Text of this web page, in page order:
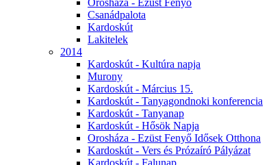
Orosháza - Ezüst Fenyő
Csanádpalota
Kardoskút
Lakitelek
2014
Kardoskút - Kultúra napja
Murony
Kardoskút - Március 15.
Kardoskút - Tanyagondnoki konferencia
Kardoskút - Tanyanap
Kardoskút - Hősök Napja
Orosháza - Ezüst Fenyő Idősek Otthona
Kardoskút - Vers és Prózaíró Pályázat
Kardoskút - Falunap